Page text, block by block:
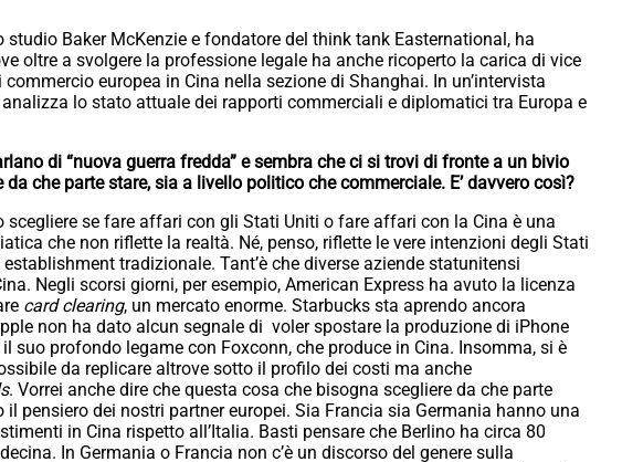
studio Baker McKenzie e fondatore del think tank Easternational, ha
oltre a svolgere la professione legale ha anche ricoperto la carica di vice
europea in Cina nella sezione di Shanghai. In un’intervista
lo stato attuale dei rapporti commerciali e diplomatici tra Europa e
di “nuova guerra fredda” e sembra che ci si trovi di fronte a un bivio
che parte stare, sia a livello politico che commerciale. E’ davvero così?
scegliere se fare affari con gli Stati Uniti o fare affari con la Cina è una
che non riflette la realtà. Né, penso, riflette le vere intenzioni degli Stati
tradizionale. Tant’è che diverse aziende statunitensi
Negli scorsi giorni, per esempio, American Express ha avuto la licenza
card clearing, un mercato enorme. Starbucks sta aprendo ancora
non ha dato alcun segnale di voler spostare la produzione di iPhone
suo profondo legame con Foxconn, che produce in Cina. Insomma, si è
da replicare altrove sotto il profilo dei costi ma anche
. Vorrei anche dire che questa cosa che bisogna scegliere da che parte
pensiero dei nostri partner europei. Sia Francia sia Germania hanno una
in Cina rispetto all’Italia. Basti pensare che Berlino ha circa 80
In Germania o Francia non c’è un discorso del genere sulla